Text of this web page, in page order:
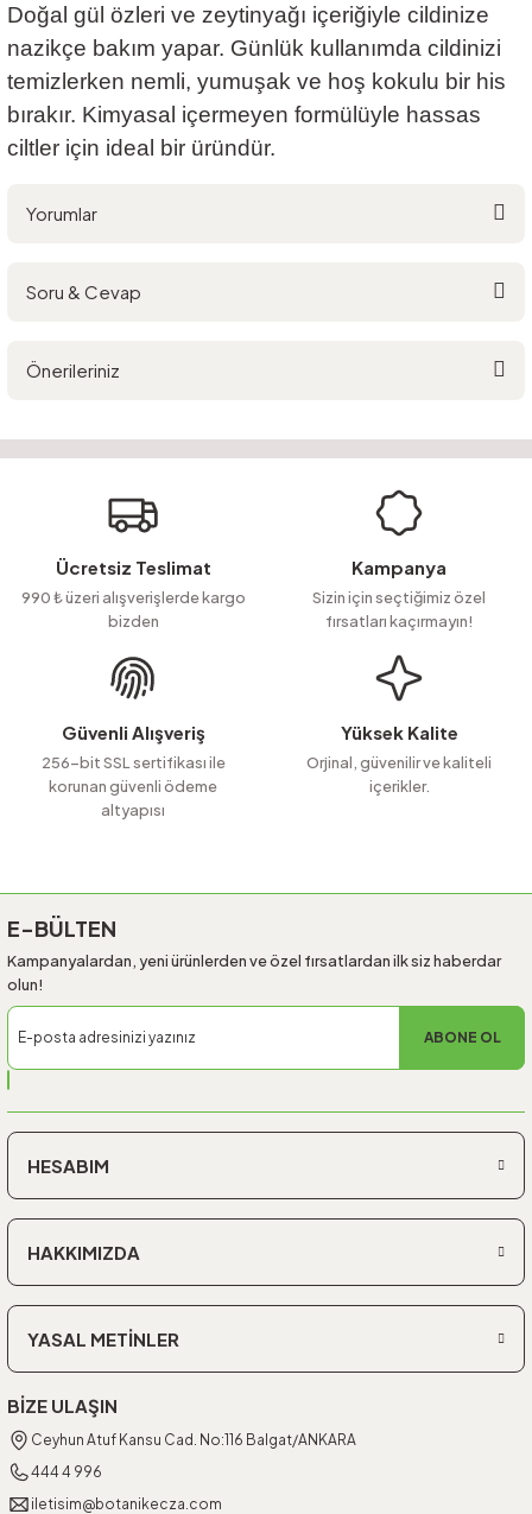
Doğal gül özleri ve zeytinyağı içeriğiyle cildinize
nazikçe bakım yapar. Günlük kullanımda cildinizi
temizlerken nemli, yumuşak ve hoş kokulu bir his
bırakır. Kimyasal içermeyen formülüyle hassas
ciltler için ideal bir üründür.
Yorumlar
Soru & Cevap
Soru Sor
Önerileriniz
Görüş ve önerileriniz için teşekkür ederiz.
Ürün resmi kalitesiz, bozuk veya görüntülenemiyor.
Ürün açıklamasında eksik bilgiler bulunuyor.
Ürün bilgilerinde hatalar bulunuyor.
Ürün fiyatı diğer sitelerden daha pahalı.
Bu ürüne benzer farklı alternatifler olmalı.
Ücretsiz Teslimat
990 ₺ üzeri alışverişlerde kargo
bizden
Kampanya
Sizin için seçtiğimiz özel
fırsatları kaçırmayın!
Güvenli Alışveriş
256-bit SSL sertifikası ile
korunan güvenli ödeme
altyapısı
Yüksek Kalite
Orjinal, güvenilir ve kaliteli
içerikler.
E-BÜLTEN
Kampanyalardan, yeni ürünlerden ve özel fırsatlardan ilk siz haberdar
olun!
ABONE OL
HESABIM
HAKKIMIZDA
YASAL METİNLER
BİZE ULAŞIN
Ceyhun Atuf Kansu Cad. No:116 Balgat/ANKARA
444 4 996
iletisim@botanikecza.com